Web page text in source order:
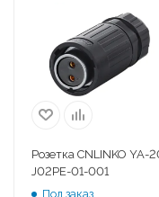
Розетка CNLINKO YA-
J02PE-01-001
Под заказ